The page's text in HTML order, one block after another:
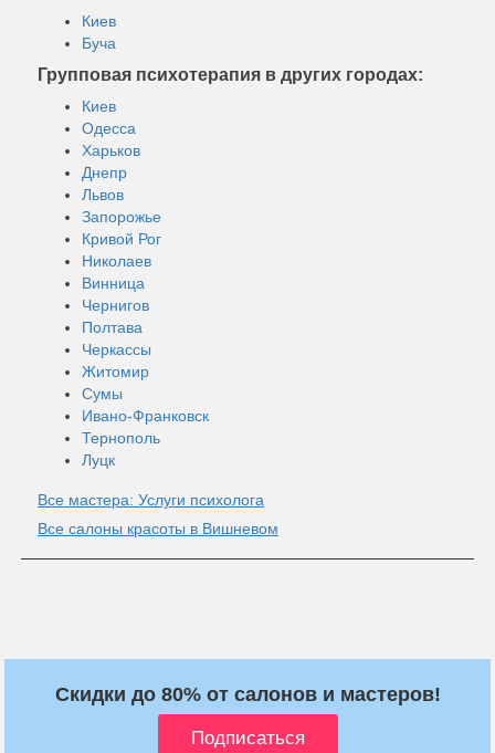
Киев
Буча
Групповая психотерапия в других городах:
Киев
Одесса
Харьков
Днепр
Львов
Запорожье
Кривой Рог
Николаев
Винница
Чернигов
Полтава
Черкассы
Житомир
Сумы
Ивано-Франковск
Тернополь
Луцк
Все мастера: Услуги психолога
Все салоны красоты в Вишневом
Скидки до 80% от салонов и мастеров!